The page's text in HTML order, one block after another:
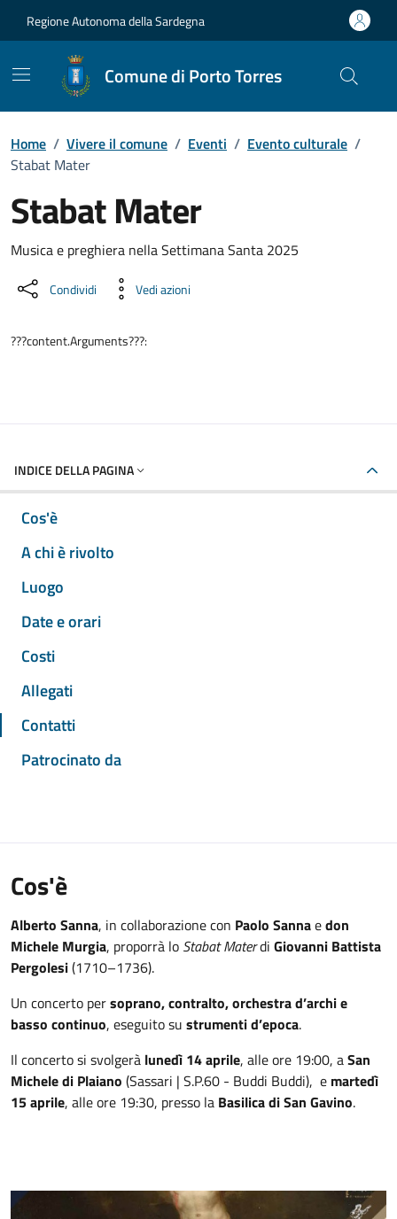
Regione Autonoma della Sardegna
Comune di Porto Torres
Home / Vivere il comune / Eventi / Evento culturale /
Stabat Mater
Stabat Mater
Dettaglio dell'evento
Musica e preghiera nella Settimana Santa 2025
Condividi Vedi azioni
???content.Arguments???:
INDICE DELLA PAGINA
Cos'è
A chi è rivolto
Luogo
Date e orari
Costi
Allegati
Contatti
Patrocinato da
Cos'è
Alberto Sanna, in collaborazione con Paolo Sannaedon
Michele Murgia, proporrà lo Stabat Materdi Giovanni Battista
Pergolesi(1710–1736).
Un concerto persoprano, contralto, orchestra d’archi e
basso continuo, eseguito su strumenti d’epoca.
Il concerto si svolgerà lunedì 14 aprile, alle ore 19:00, aSan
Michele di Plaiano (Sassari | S.P.60 - Buddi Buddi), e martedì
15 aprile, alle ore 19:30, presso la Basilica di San Gavino.